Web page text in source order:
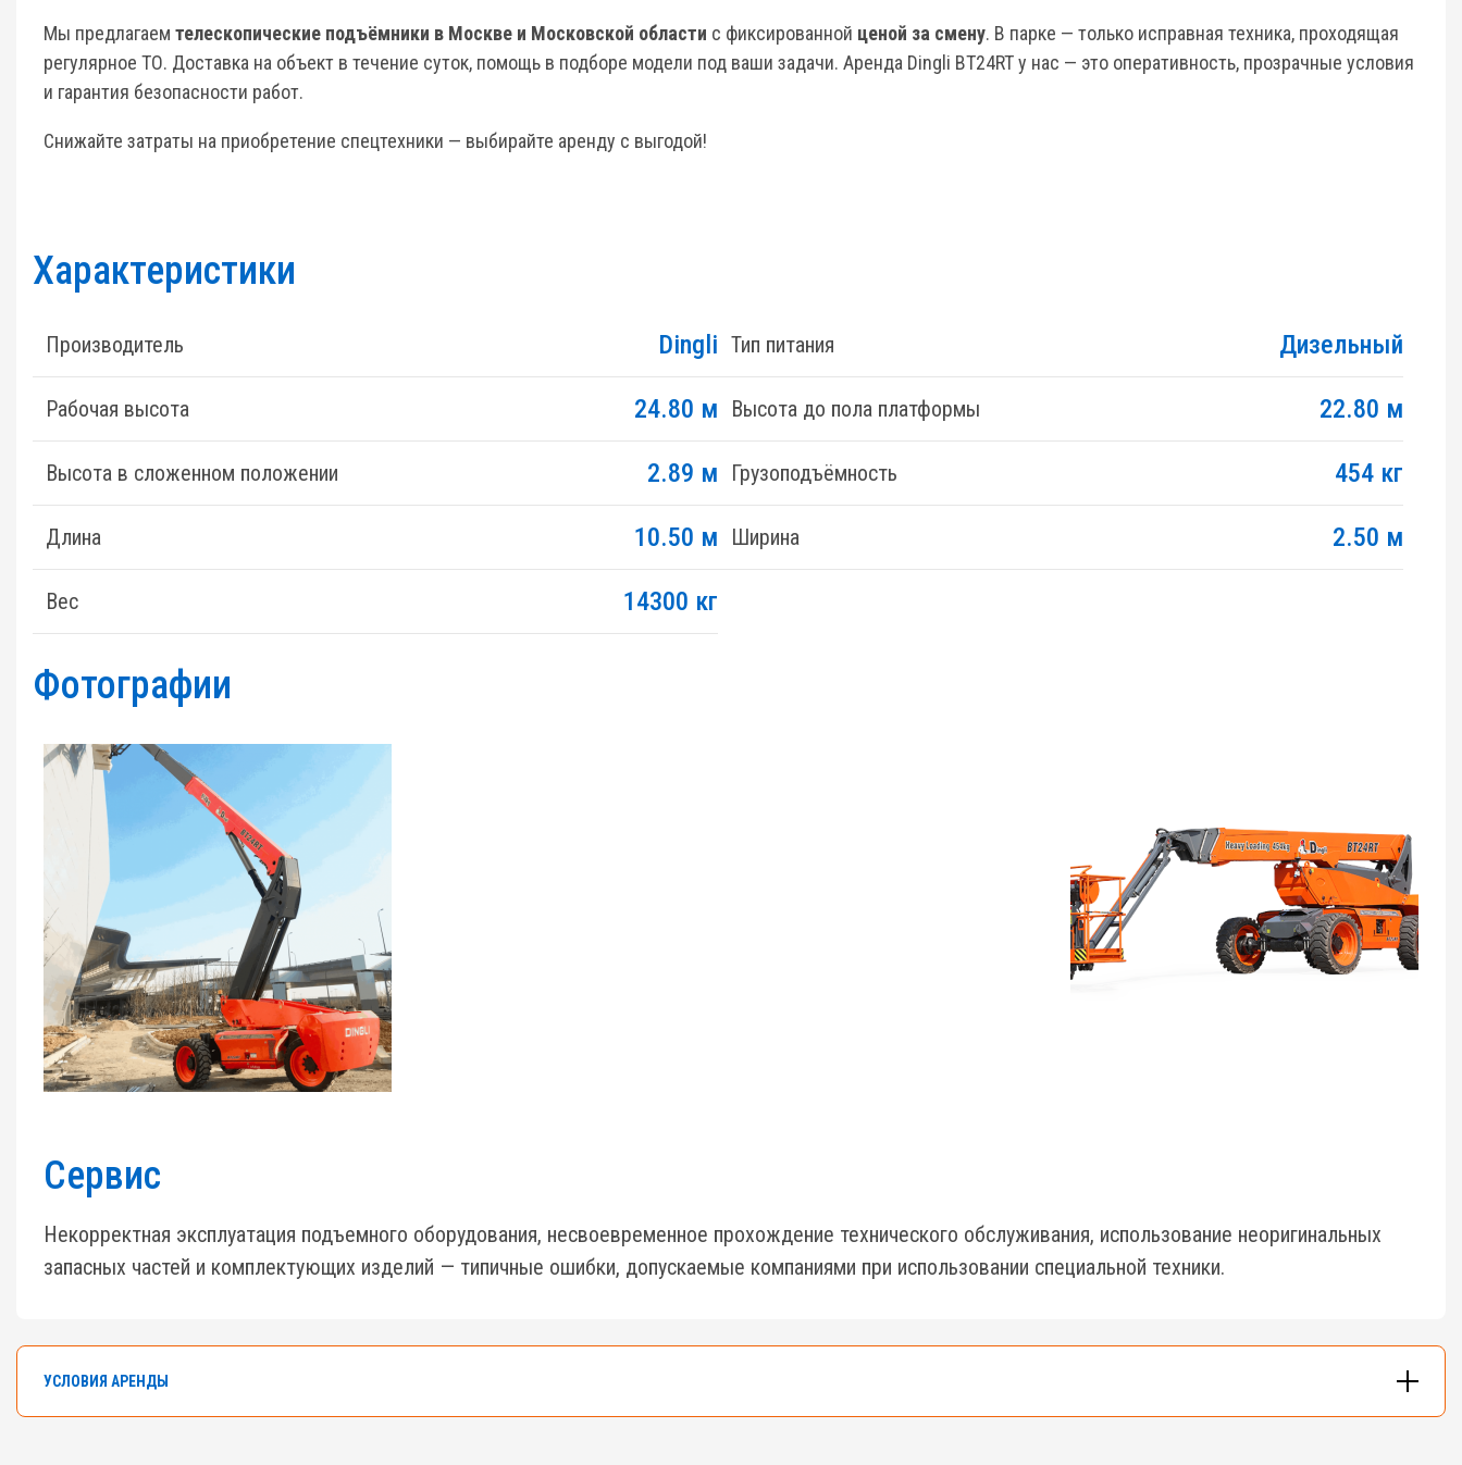
Мы предлагаем телескопические подъёмники в Москве и Московской области с фиксированной ценой за смену. В парке — только исправная техника, проходящая
регулярное ТО. Доставка на объект в течение суток, помощь в подборе модели под ваши задачи. Аренда Dingli BT24RT у нас — это оперативность, прозрачные условия
и гарантия безопасности работ.
Снижайте затраты на приобретение спецтехники — выбирайте аренду с выгодой!
Характеристики
Производитель Dingli Тип питания Дизельный
Рабочая высота 24.80 м Высота до пола платформы 22.80 м
Высота в сложенном положении 2.89 м Грузоподъёмность 454 кг
Длина 10.50 м Ширина 2.50 м
Вес 14300 кг
Фотографии
Сервис
Некорректная эксплуатация подъемного оборудования, несвоевременное прохождение технического обслуживания, использование неоригинальных
запасных частей и комплектующих изделий — типичные ошибки, допускаемые компаниями при использовании специальной техники.
УСЛОВИЯ АРЕНДЫ